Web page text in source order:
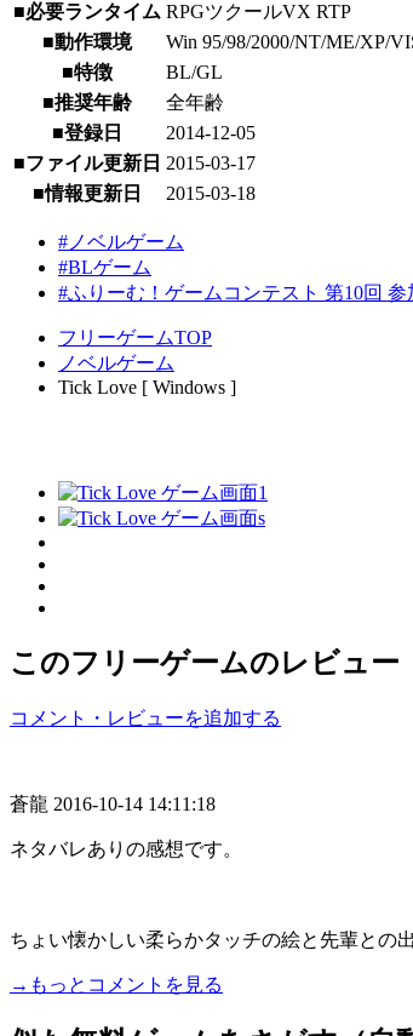
■必要ランタイム RPGツクールVX RTP
■動作環境
Win 95/98/2000/NT/ME/XP/
■特徴
BL/GL
■推奨年齢
全年齢
■登録日
2014-12-05
■ファイル更新日 2015-03-17
■情報更新日
2015-03-18
#ノベルゲーム
#BLゲーム
#ふりーむ！ゲームコンテスト 第10回 参
フリーゲームTOP
ノベルゲーム
Tick Love [ Windows ]
このフリーゲームのレビュー
コメント・レビューを追加する
蒼龍 2016-10-14 14:11:18
ネタバレありの感想です。
ちょい懐かしい柔らかタッチの絵と先輩との
→もっとコメントを見る